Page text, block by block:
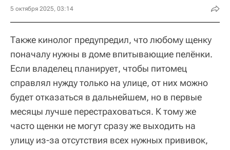
5 октября 2025, 03:14
Также кинолог предупредил, что любому щенку
поначалу нужны в доме впитывающие пелёнки.
Если владелец планирует, чтобы питомец
справлял нужду только на улице, от них можно
будет отказаться в дальнейшем, но в первые
месяцы лучше перестраховаться. К тому же
часто щенки не могут сразу же выходить на
улицу из-за отсутствия всех нужных прививок,